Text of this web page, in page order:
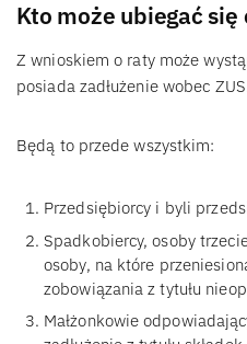
Kto może ubiegać się
Z wnioskiem o raty może
posiada zadłużenie wobec
Będą to przede wszystkim:
Przedsiębiorcy i byli
Spadkobiercy, osoby
osoby, na które
zobowiązania z tytułu
Małżonkowie